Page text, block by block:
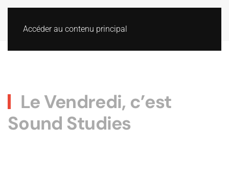
Accéder au contenu principal
Le Vendredi, c’est
Sound Studies